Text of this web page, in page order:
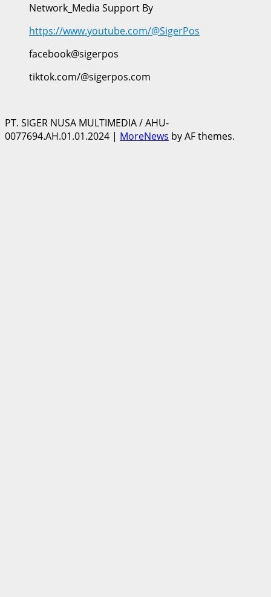
Network_Media Support By
https://www.youtube.com/@SigerPos
facebook@sigerpos
tiktok.com/@sigerpos.com
PT. SIGER NUSA MULTIMEDIA / AHU-
0077694.AH.01.01.2024 | MoreNews by AF themes.